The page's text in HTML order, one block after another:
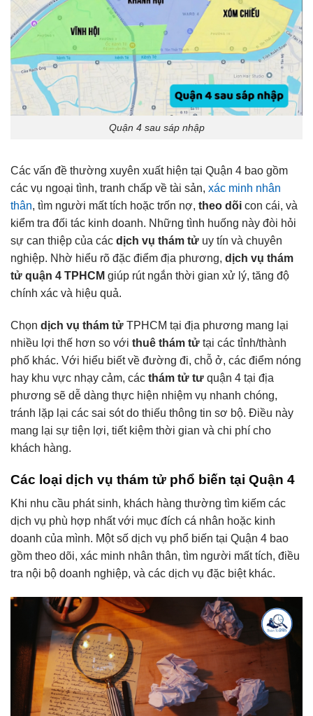
Quận 4 sau sáp nhập
Các vấn đề thường xuyên xuất hiện tại Quận 4 bao gồm
các vụ ngoại tình, tranh chấp về tài sản, xác minh nhân
thân, tìm người mất tích hoặc trốn nợ, theo dõi con cái, và
kiểm tra đối tác kinh doanh. Những tình huống này đòi hỏi
sự can thiệp của các dịch vụ thám tử uy tín và chuyên
nghiệp. Nhờ hiểu rõ đặc điểm địa phương, dịch vụ thám
tử quận 4 TPHCM giúp rút ngắn thời gian xử lý, tăng độ
chính xác và hiệu quả.
Chọn dịch vụ thám tử TPHCM tại địa phương mang lại
nhiều lợi thế hơn so với thuê thám tử tại các tỉnh/thành
phố khác. Với hiểu biết về đường đi, chỗ ở, các điểm nóng
hay khu vực nhạy cảm, các thám tử tư quận 4 tại địa
phương sẽ dễ dàng thực hiện nhiệm vụ nhanh chóng,
tránh lặp lại các sai sót do thiếu thông tin sơ bộ. Điều này
mang lại sự tiện lợi, tiết kiệm thời gian và chi phí cho
khách hàng.
Các loại dịch vụ thám tử phổ biến tại Quận 4
Khi nhu cầu phát sinh, khách hàng thường tìm kiếm các
dịch vụ phù hợp nhất với mục đích cá nhân hoặc kinh
doanh của mình. Một số dịch vụ phổ biến tại Quận 4 bao
gồm theo dõi, xác minh nhân thân, tìm người mất tích, điều
tra nội bộ doanh nghiệp, và các dịch vụ đặc biệt khác.